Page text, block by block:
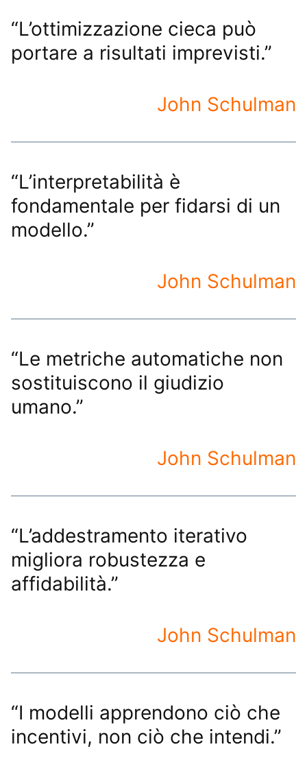
“L’ottimizzazione cieca può
portare a risultati imprevisti.”
John Schulman
“L’interpretabilità è
fondamentale per fidarsi di un
modello.”
John Schulman
“Le metriche automatiche non
sostituiscono il giudizio
umano.”
John Schulman
“L’addestramento iterativo
migliora robustezza e
affidabilità.”
John Schulman
“I modelli apprendono ciò che
incentivi, non ciò che intendi.”